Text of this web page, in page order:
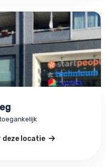
deze locatie